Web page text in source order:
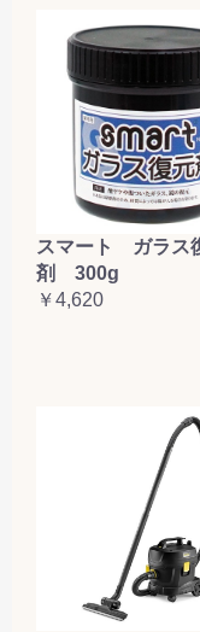
スマート ガラス
剤 300g
￥4,620